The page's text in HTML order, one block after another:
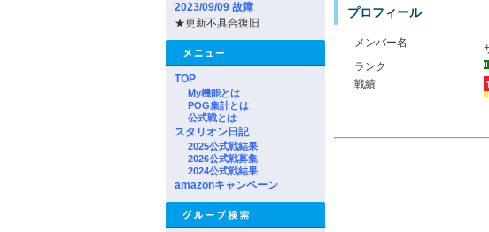
2023/09/09 故障
★更新不具合復旧
TOP
My機能とは
POG集計とは
公式戦とは
スタリオン日記
2025公式戦結果
2026公式戦募集
2024公式戦結果
amazonキャンペーン
プロフィール
メンバー名
ランク
戦績